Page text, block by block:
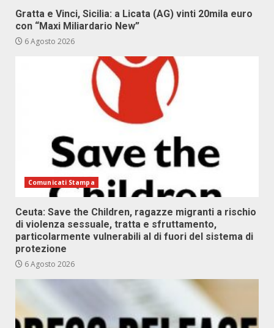
Gratta e Vinci, Sicilia: a Licata (AG) vinti 20mila euro
con “Maxi Miliardario New”
6 Agosto 2026
Comunicati Stampa
Ceuta: Save the Children, ragazze migranti a rischio
di violenza sessuale, tratta e sfruttamento,
particolarmente vulnerabili al di fuori del sistema di
protezione
6 Agosto 2026